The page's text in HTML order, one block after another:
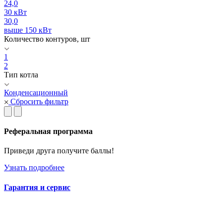
24,0
30 кВт
30,0
выше 150 кВт
Количество контуров, шт
1
2
Тип котла
Конденсационный
Сбросить фильтр
Реферальная программа
Приведи друга получите баллы!
Узнать подробнее
Гарантия и сервис